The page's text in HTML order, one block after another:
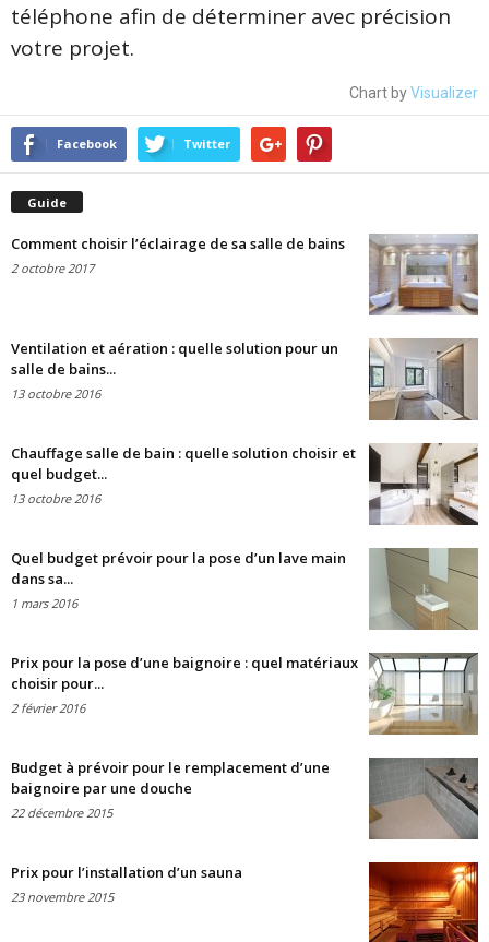
téléphone afin de déterminer avec précision
votre projet.
Chart byVisualizer
Facebook Twitter
Guide
Comment choisir l’éclairage de sa salle de bains
2 octobre 2017
Ventilation et aération : quelle solution pour un
salle de bains...
13 octobre 2016
Chauffage salle de bain : quelle solution choisir et
quel budget...
13 octobre 2016
Quel budget prévoir pour la pose d’un lave main
dans sa...
1 mars 2016
Prix pour la pose d’une baignoire : quel matériaux
choisir pour...
2 février 2016
Budget à prévoir pour le remplacement d’une
baignoire par une douche
22 décembre 2015
Prix pour l’installation d’un sauna
23 novembre 2015